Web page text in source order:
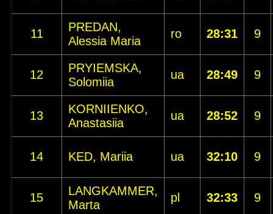
11
PREDAN,
Alessia Maria
ro 28:31 9
12
PRYIEMSKA,
Solomiia
ua 28:49 9
13
KORNIIENKO,
Anastasiia
ua 28:52 9
14 KED, Mariia ua 32:10 9
15
LANGKAMMER,
Marta
pl 32:33 9